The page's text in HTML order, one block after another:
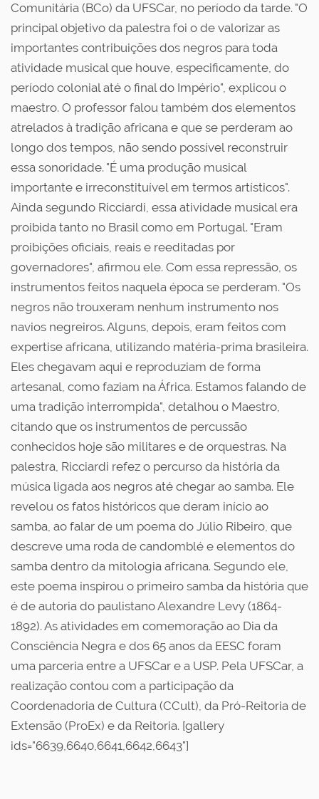
Comunitária (BCo) da UFSCar, no período da tarde. "O
principal objetivo da palestra foi o de valorizar as
importantes contribuições dos negros para toda
atividade musical que houve, especificamente, do
período colonial até o final do Império", explicou o
maestro. O professor falou também dos elementos
atrelados à tradição africana e que se perderam ao
longo dos tempos, não sendo possível reconstruir
essa sonoridade. "É uma produção musical
importante e irreconstituível em termos artísticos".
Ainda segundo Ricciardi, essa atividade musical era
proibida tanto no Brasil como em Portugal. "Eram
proibições oficiais, reais e reeditadas por
governadores", afirmou ele. Com essa repressão, os
instrumentos feitos naquela época se perderam. "Os
negros não trouxeram nenhum instrumento nos
navios negreiros. Alguns, depois, eram feitos com
expertise africana, utilizando matéria-prima brasileira.
Eles chegavam aqui e reproduziam de forma
artesanal, como faziam na África. Estamos falando de
uma tradição interrompida", detalhou o Maestro,
citando que os instrumentos de percussão
conhecidos hoje são militares e de orquestras. Na
palestra, Ricciardi refez o percurso da história da
música ligada aos negros até chegar ao samba. Ele
revelou os fatos históricos que deram início ao
samba, ao falar de um poema do Júlio Ribeiro, que
descreve uma roda de candomblé e elementos do
samba dentro da mitologia africana. Segundo ele,
este poema inspirou o primeiro samba da história que
é de autoria do paulistano Alexandre Levy (1864-
1892). As atividades em comemoração ao Dia da
Consciência Negra e dos 65 anos da EESC foram
uma parceria entre a UFSCar e a USP. Pela UFSCar, a
realização contou com a participação da
Coordenadoria de Cultura (CCult), da Pró-Reitoria de
Extensão (ProEx) e da Reitoria. [gallery
ids="6639,6640,6641,6642,6643"]